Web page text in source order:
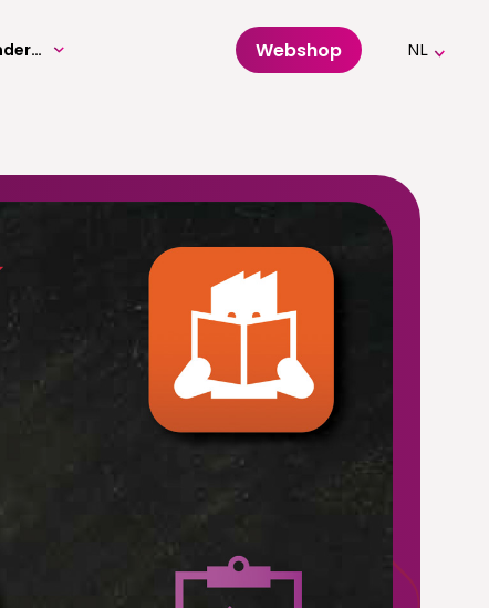
Volwassenenonderwijs Webshop NL